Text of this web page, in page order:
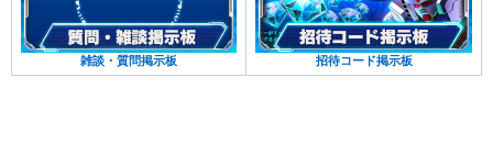
雑談・質問掲示板 招待コード掲示板